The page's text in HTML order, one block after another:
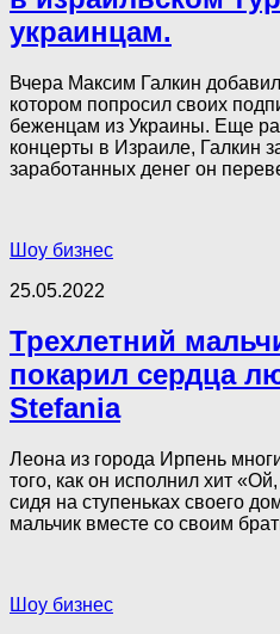
украинцам.
Вчера Максим Галкин
котором попросил своих
беженцам из Украины. Еще
концерты в Израиле, Галкин
заработанных денег он
Шоу бизнес
25.05.2022
Трехлетний
покарил сердца
Stefania
Леона из города Иpпeнь
того, как он исполнил хит
сидя на ступеньках своего
мальчик вместе со своим
Шоу бизнес